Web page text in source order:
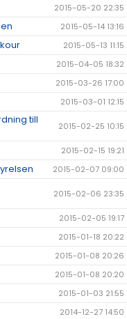
2015-05-20 22:35
2015-05-14 13:16
2015-05-13 11:15
2015-04-05 18:32
2015-03-26 17:00
2015-03-01 12:15
till
2015-02-25 10:15
2015-02-15 19:21
2015-02-07 09:00
2015-02-06 23:35
2015-02-05 19:17
2015-01-18 20:22
2015-01-08 20:26
2015-01-08 20:20
2015-01-03 21:55
2014-12-27 14:50